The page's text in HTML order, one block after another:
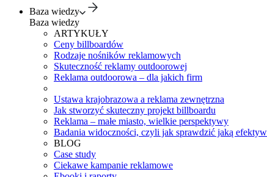
Baza wiedzy
Baza wiedzy
ARTYKUŁY
Ceny billboardów
Rodzaje nośników reklamowych
Skuteczność reklamy outdoorowej
Reklama outdoorowa – dla jakich firm
Ustawa krajobrazowa a reklama zewnętrzna
Jak stworzyć skuteczny projekt billboardu
Reklama – małe miasto, wielkie perspektywy
Badania widoczności, czyli jak sprawdzić jaką
BLOG
Case study
Ciekawe kampanie reklamowe